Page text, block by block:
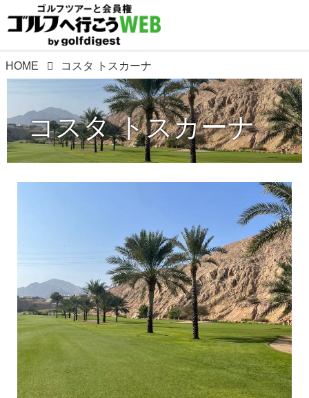
HOME コスタ トスカーナ
コスタ トスカーナ